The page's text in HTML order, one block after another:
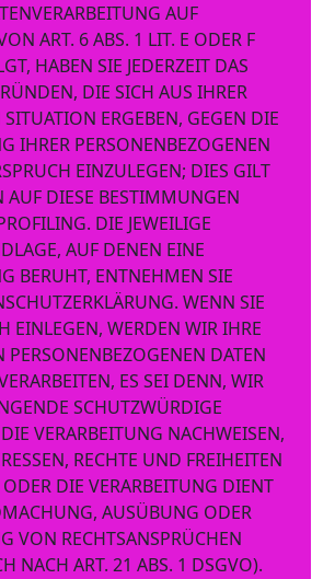
AUF
ART. 6 ABS. 1 LIT. E ODER F
HABEN SIE JEDERZEIT DAS
DIE SICH AUS IHRER
ERGEBEN, GEGEN DIE
IHRER PERSONENBEZOGENEN
EINZULEGEN; DIES GILT
AUF DIESE BESTIMMUNGEN
DIE JEWEILIGE
AUF DENEN EINE
BERUHT, ENTNEHMEN SIE
WENN SIE
EINLEGEN, WERDEN WIR IHRE
PERSONENBEZOGENEN DATEN
ES SEI DENN, WIR
SCHUTZWÜRDIGE
VERARBEITUNG NACHWEISEN,
RECHTE UND FREIHEITEN
DIE VERARBEITUNG DIENT
AUSÜBUNG ODER
VON RECHTSANSPRÜCHEN
NACH ART. 21 ABS. 1 DSGVO).